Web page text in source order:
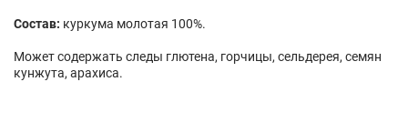
Состав: куркума молотая 100%.
Может содержать следы глютена, горчицы, сельдерея, семян
кунжута, арахиса.